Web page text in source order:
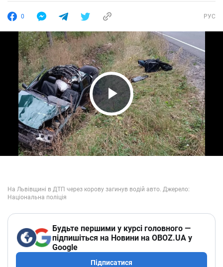
0 РУС
Play Video
Будьте першими у курсі головного —
підпишіться на Новини на OBOZ.UA у
Google
Підписатися